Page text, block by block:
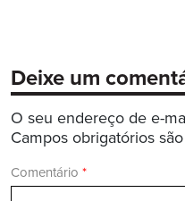
Deixe um
O seu endereço de e-
Campos obrigatórios
Comentário *